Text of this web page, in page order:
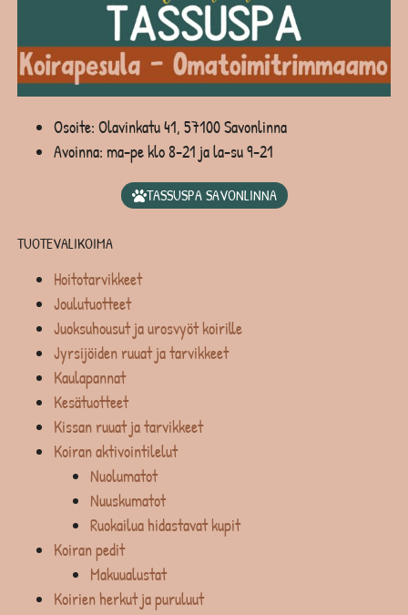
Osoite: Olavinkatu 41, 57100 Savonlinna
Avoinna: ma-pe klo 8-21 ja la-su 9-21
TASSUSPA SAVONLINNA
TUOTEVALIKOIMA
Hoitotarvikkeet
Joulutuotteet
Juoksuhousut ja urosvyöt koirille
Jyrsijöiden ruuat ja tarvikkeet
Kaulapannat
Kesätuotteet
Kissan ruuat ja tarvikkeet
Koiran aktivointilelut
Nuolumatot
Nuuskumatot
Ruokailua hidastavat kupit
Koiran pedit
Makuualustat
Koirien herkut ja puruluut